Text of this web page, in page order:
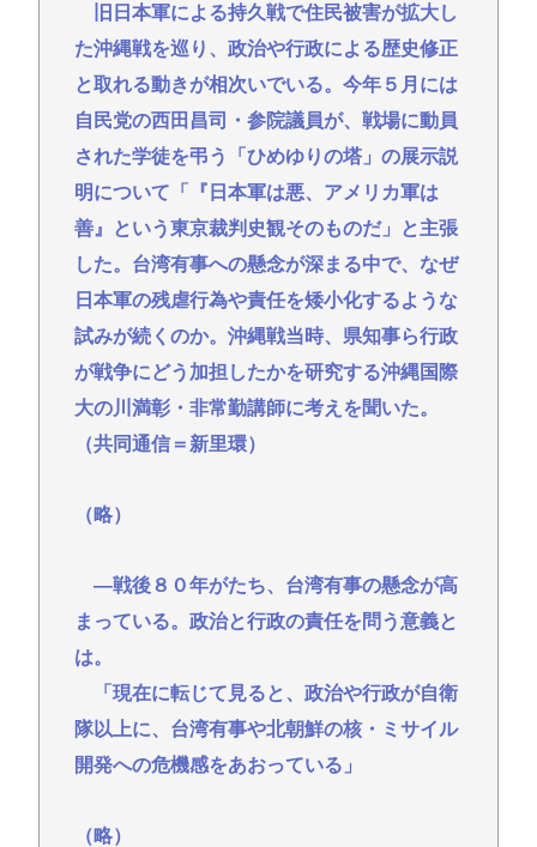
旧日本軍による持久戦で住民被害が拡大し
た沖縄戦を巡り、政治や行政による歴史修正
と取れる動きが相次いでいる。今年５月には
自民党の西田昌司・参院議員が、戦場に動員
された学徒を弔う「ひめゆりの塔」の展示説
明について「『日本軍は悪、アメリカ軍は
善』という東京裁判史観そのものだ」と主張
した。台湾有事への懸念が深まる中で、なぜ
日本軍の残虐行為や責任を矮小化するような
試みが続くのか。沖縄戦当時、県知事ら行政
が戦争にどう加担したかを研究する沖縄国際
大の川満彰・非常勤講師に考えを聞いた。
（共同通信＝新里環）
（略）
―戦後８０年がたち、台湾有事の懸念が高
まっている。政治と行政の責任を問う意義と
は。
「現在に転じて見ると、政治や行政が自衛
隊以上に、台湾有事や北朝鮮の核・ミサイル
開発への危機感をあおっている」
（略）